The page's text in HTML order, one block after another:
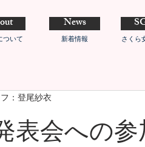
ついて
News
新着情報 さくら
表会への
：登尾紗衣